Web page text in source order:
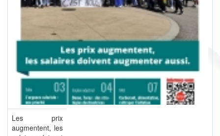
Les prix
augmentent, les